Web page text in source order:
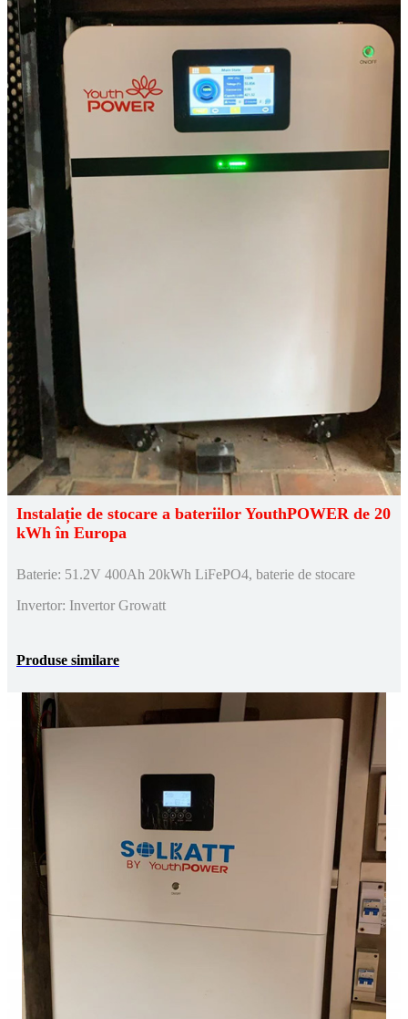
Instalație de stocare a bateriilor YouthPOWER de 20
kWh în Europa
Baterie: 51.2V 400Ah 20kWh LiFePO4, baterie de stocare
Invertor: Invertor Growatt
Produse similare